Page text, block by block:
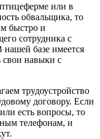
или в
обвальщика, то
быстро и
сотрудника с
базе имеется
навыки с
трудоустройство
договору. Если
есть вопросы, то
телефонам, и